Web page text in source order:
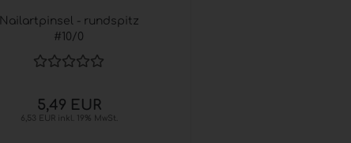
Nailartpinsel - rundspitz
#10/0
5,49 EUR
6,53 EUR inkl. 19% MwSt.